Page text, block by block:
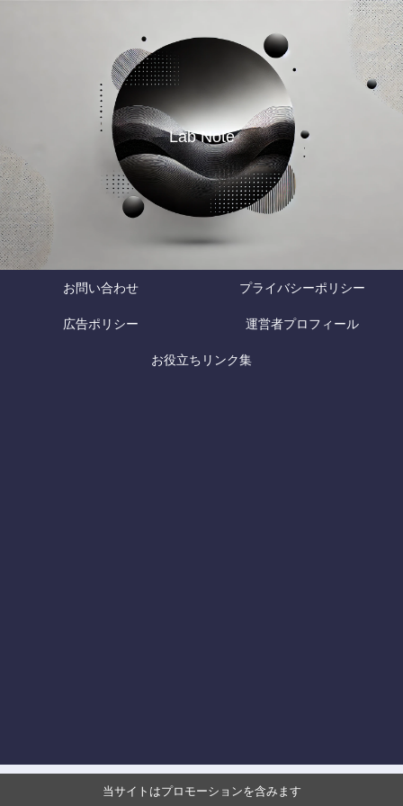
Lab Note
お問い合わせ プライバシーポリシー
広告ポリシー 運営者プロフィール
お役立ちリンク集
当サイトはプロモーションを含みます